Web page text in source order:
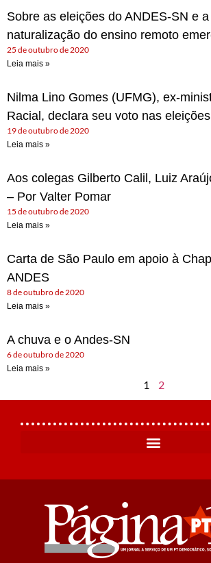
Sobre as eleições do ANDES-SN e
naturalização do ensino remoto
25 de outubro de 2020
Leia mais »
Nilma Lino Gomes (UFMG), ex-
Racial, declara seu voto nas
19 de outubro de 2020
Leia mais »
Aos colegas Gilberto Calil, Luiz
– Por Valter Pomar
15 de outubro de 2020
Leia mais »
Carta de São Paulo em apoio à
ANDES
8 de outubro de 2020
Leia mais »
A chuva e o Andes-SN
6 de outubro de 2020
Leia mais »
1 2